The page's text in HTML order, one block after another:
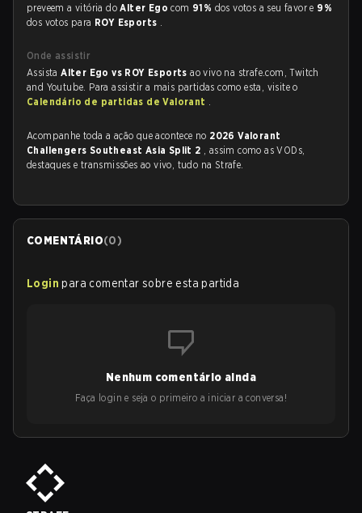
preveem a vitória doAlter Egocom 91% dos votos a seu favor e 9%
dos votos para ROY Esports .
Onde assistir
AssistaAlter Ego vs ROY Esportsao vivo na strafe.com, Twitch
and Youtube. Para assistir a mais partidas como esta, visite o
Calendário de partidas de Valorant .
Acompanhe toda a ação que acontece no 2026 Valorant
Challengers Southeast Asia Split 2 , assim como as VODs,
destaques e transmissões ao vivo, tudo na Strafe.
COMENTÁRIO(0)
Login para comentar sobre esta partida
Nenhum comentário ainda
Faça login e seja o primeiro a iniciar a conversa!